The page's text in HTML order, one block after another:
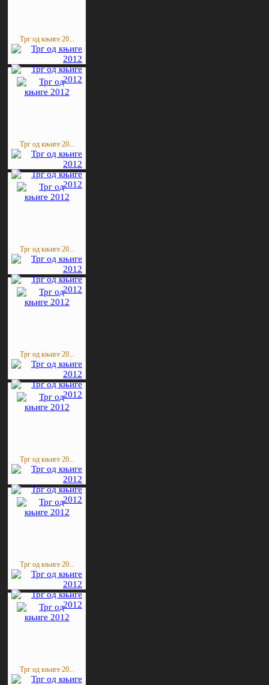
Трг од књиге 20...
Трг од књиге 20...
Трг од књиге 20...
Трг од књиге 20...
Трг од књиге 20...
Трг од књиге 20...
Трг од књиге 20...